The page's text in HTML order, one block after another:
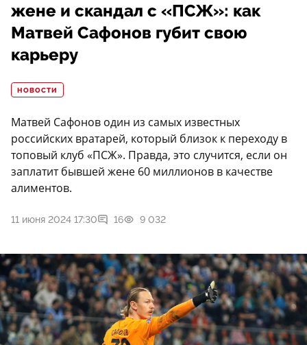
жене и скандал с «ПСЖ»: как
Матвей Сафонов губит свою
карьеру
НОВОСТИ
Матвей Сафонов один из самых известных
российских вратарей, который близок к переходу в
топовый клуб «ПСЖ». Правда, это случится, если он
заплатит бывшей жене 60 миллионов в качестве
алиментов.
11 июня 2024 17:30 16 9 032